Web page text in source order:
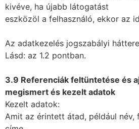
kivéve, ha újabb látogatást
eszközöl a felhasználó, ekkor az
Az adatkezelés jogszabályi
Lásd: az 1.2 pontban.
3.9 Referenciák feltüntetése és
megismert és kezelt adatok
Kezelt adatok:
Amit az érintett átad, például név,